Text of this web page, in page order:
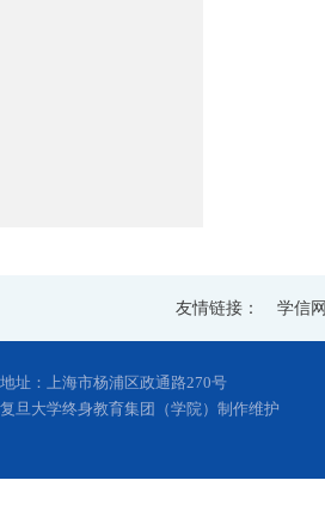
友情链接： 学信网
地址：上海市杨浦区政通路270号
复旦大学终身教育集团（学院）制作维护